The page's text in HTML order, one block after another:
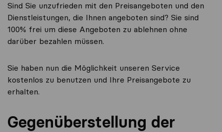
Sind Sie unzufrieden mit den Preisangeboten und den
Dienstleistungen, die Ihnen angeboten sind? Sie sind
100% frei um diese Angeboten zu ablehnen ohne
darüber bezahlen müssen.
Sie haben nun die Möglichkeit unseren Service
kostenlos zu benutzen und Ihre Preisangebote zu
erhalten.
Gegenüberstellung der